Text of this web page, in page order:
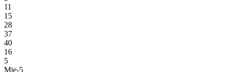
11
15
28
37
40
16
5
Mie-5